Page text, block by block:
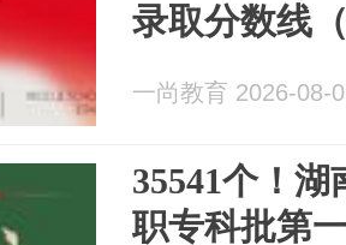
录取分数线
一尚教育 2026-08-
35541个！湖
职专科批第